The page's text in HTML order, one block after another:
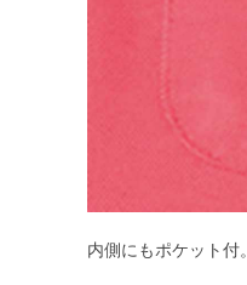
内側にもポケット付。